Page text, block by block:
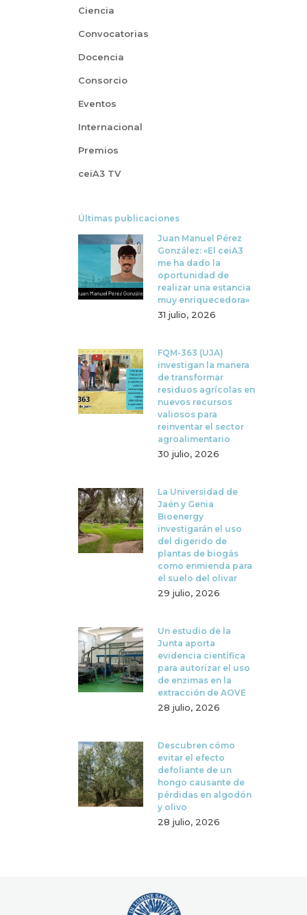
Ciencia
Convocatorias
Docencia
Consorcio
Eventos
Internacional
Premios
ceiA3 TV
Últimas publicaciones
Juan Manuel Pérez
González: «El ceiA3
me ha dado la
oportunidad de
realizar una estancia
muy enriquecedora»
31 julio, 2026
FQM-363 (UJA)
investigan la manera
de transformar
residuos agrícolas en
nuevos recursos
valiosos para
reinventar el sector
agroalimentario
30 julio, 2026
La Universidad de
Jaén y Genia
Bioenergy
investigarán el uso
del digerido de
plantas de biogás
como enmienda para
el suelo del olivar
29 julio, 2026
Un estudio de la
Junta aporta
evidencia científica
para autorizar el uso
de enzimas en la
extracción de AOVE
28 julio, 2026
Descubren cómo
evitar el efecto
defoliante de un
hongo causante de
pérdidas en algodón
y olivo
28 julio, 2026